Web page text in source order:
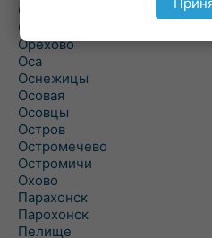
Омельная
Ополь
Орехово
Оса
Оснежицы
Осовая
Осовцы
Остров
Остромечево
Остромичи
Охово
Парахонск
Парохонск
Пелище